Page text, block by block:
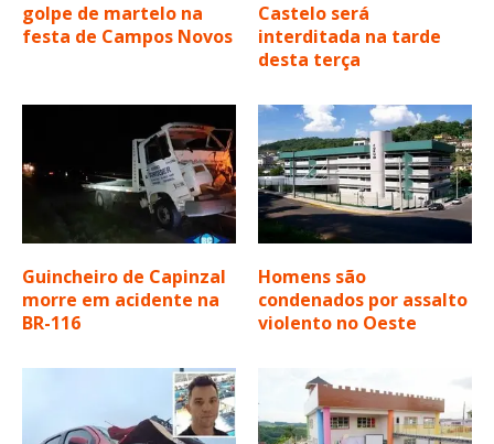
golpe de martelo na
festa de Campos Novos
Castelo será
interditada na tarde
desta terça
Guincheiro de Capinzal
morre em acidente na
BR-116
Homens são
condenados por assalto
violento no Oeste